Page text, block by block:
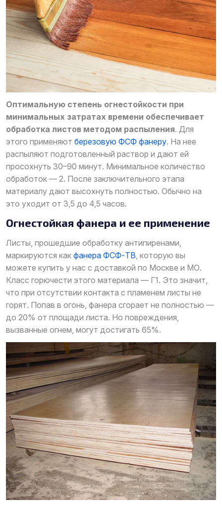
Оптимальную степень огнестойкости при
минимальных затратах времени обеспечивает
обработка листов методом распыления. Для
этого применяют березовую ФСФ фанеру. На нее
распыляют подготовленный раствор и дают ей
просохнуть 30–90 минут. Минимальное количество
обработок — 2. После заключительного этапа
материалу дают высохнуть полностью. Обычно на
это уходит от 3,5 до 4,5 часов.
Огнестойкая фанера и ее применение
Листы, прошедшие обработку антипиренами,
маркируются как фанера ФСФ-ТВ , которую вы
можете купить у нас с доставкой по Москве и МО.
Класс горючести этого материала — Г1. Это значит,
что при отсутствии контакта с пламенем листы не
горят. Попав в огонь, фанера сгорает не полностью —
до 20% от площади листа. Но повреждения,
вызванные огнем, могут достигать 65%.